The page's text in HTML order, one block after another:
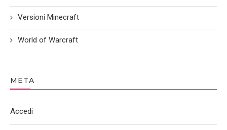
Versioni Minecraft
World of Warcraft
META
Accedi